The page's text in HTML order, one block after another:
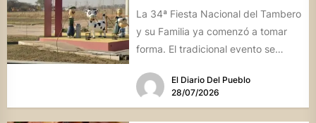
La 34ª Fiesta Nacional del Tambero
y su Familia ya comenzó a tomar
forma. El tradicional evento se
El Diario Del Pueblo
28/07/2026